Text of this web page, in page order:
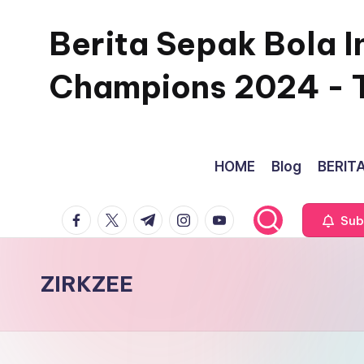
content
Berita Sepak Bola
Champions 2024 -
HOME Blog
facebook.com
twitter.com
t.me instagram.com
youtube.com
ZIRKZEE